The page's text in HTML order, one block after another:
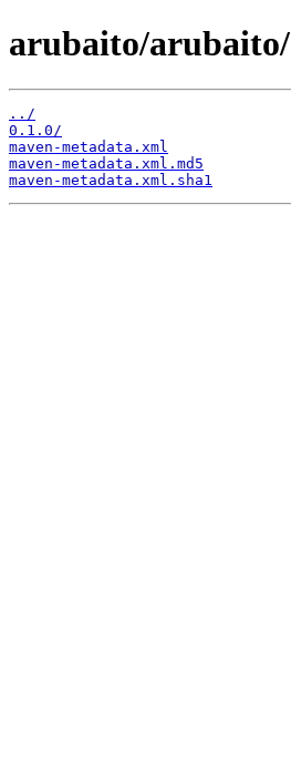
arubaito/arubaito/
../
0.1.0/
maven-metadata.xml
maven-metadata.xml.md5
maven-metadata.xml.sha1